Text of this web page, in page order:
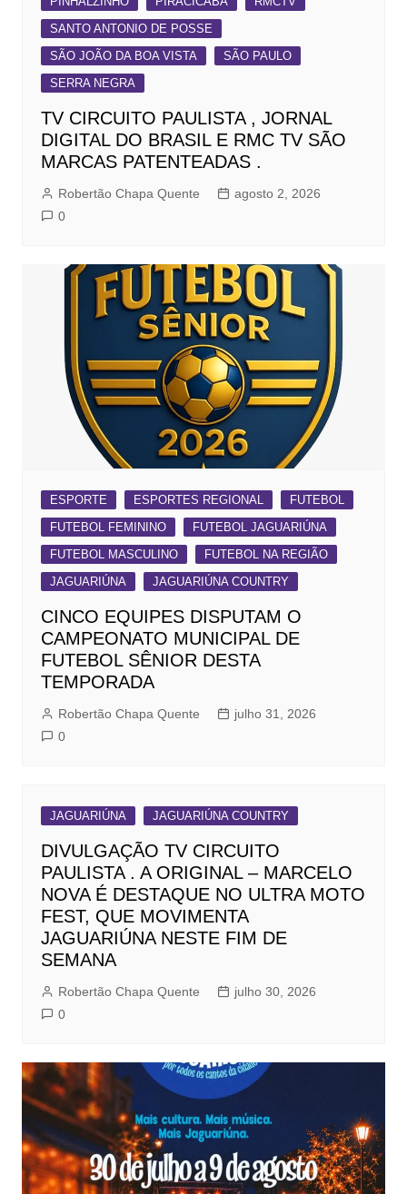
SANTO ANTONIO DE POSSE
SÃO JOÃO DA BOA VISTA
SÃO PAULO
SERRA NEGRA
TV CIRCUITO PAULISTA , JORNAL
DIGITAL DO BRASIL E RMC TV SÃO
MARCAS PATENTEADAS .
Robertão Chapa Quente
agosto 2, 2026
0
ESPORTE ESPORTES REGIONAL
FUTEBOL
FUTEBOL FEMININO
FUTEBOL JAGUARIÚNA
FUTEBOL MASCULINO
FUTEBOL NA REGIÃO
JAGUARIÚNA
JAGUARIÚNA COUNTRY
CINCO EQUIPES DISPUTAM O
CAMPEONATO MUNICIPAL DE
FUTEBOL SÊNIOR DESTA
TEMPORADA
Robertão Chapa Quente
julho 31, 2026
0
JAGUARIÚNA JAGUARIÚNA COUNTRY
DIVULGAÇÃO TV CIRCUITO
PAULISTA . A ORIGINAL – MARCELO
NOVA É DESTAQUE NO ULTRA MOTO
FEST, QUE MOVIMENTA
JAGUARIÚNA NESTE FIM DE
SEMANA
Robertão Chapa Quente
julho 30, 2026
0